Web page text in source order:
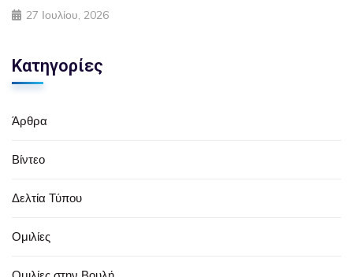
27 Ιουλίου, 2026
Κατηγορίες
Άρθρα
Βίντεο
Δελτία Τύπου
Ομιλίες